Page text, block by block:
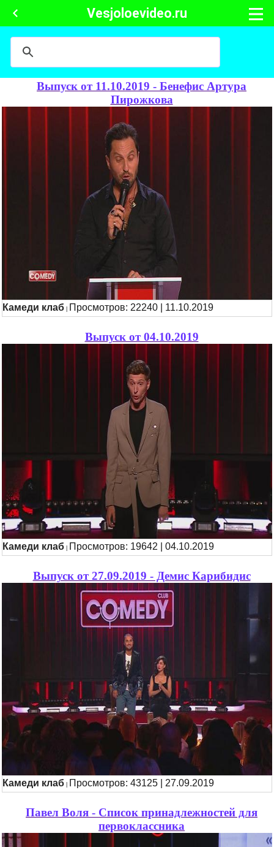
Vesjoloevideo.ru
Выпуск от 11.10.2019 - Бенефис Артура
Пирожкова
Камеди клаб Просмотров: 22240 | 11.10.2019
Выпуск от 04.10.2019
Камеди клаб Просмотров: 19642 | 04.10.2019
Выпуск от 27.09.2019 - Демис Карибидис
Камеди клаб Просмотров: 43125 | 27.09.2019
Павел Воля - Список принадлежностей для
первоклассника